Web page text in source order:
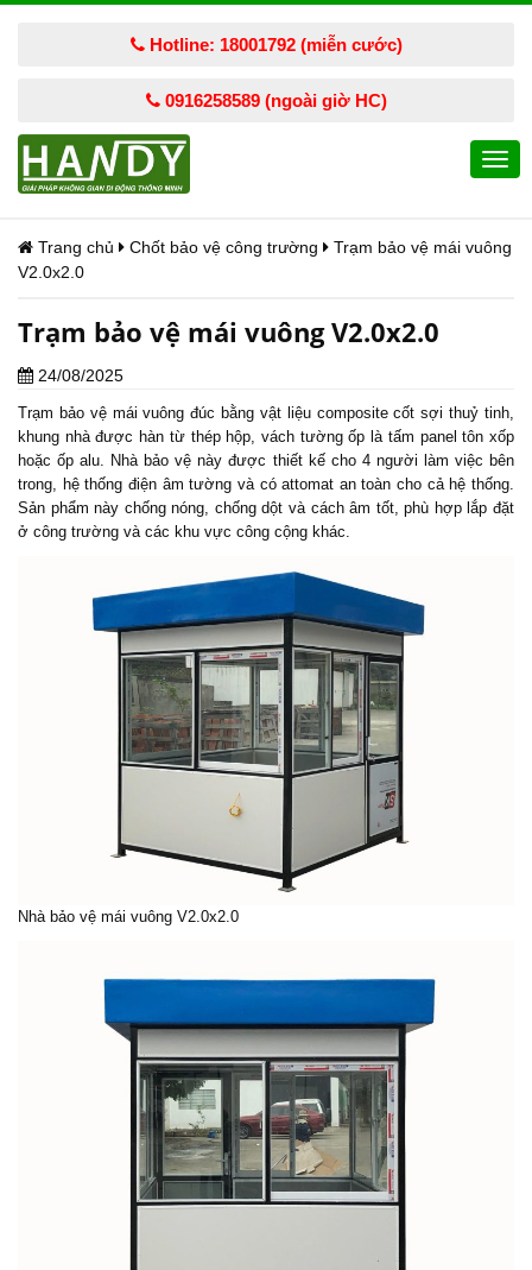
Hotline: 18001792 (miễn cước)
0916258589 (ngoài giờ HC)
Trang chủ Chốt bảo vệ công trường
Trạm bảo vệ mái vuông
V2.0x2.0
Trạm bảo vệ mái vuông V2.0x2.0
24/08/2025
Trạm bảo vệmái vuông đúc bằng vật liệu composite cốt sợi thuỷ tinh,
khung nhà được hàn từ thép hộp, vách tường ốp là tấm panel tôn xốp
hoặc ốp alu. Nhà bảo vệ này được thiết kế cho 4 người làm việc bên
trong, hệ thống điện âm tường và có attomat an toàn cho cả hệ thống.
Sản phẩm này chống nóng, chống dột và cách âm tốt, phù hợp lắp đặt
ở công trường và các khu vực công cộng khác.
Nhà bảo vệ mái vuông V2.0x2.0